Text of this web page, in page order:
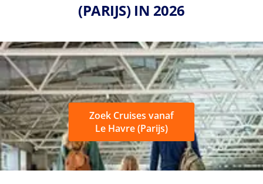
(PARIJS) IN 2026
Zoek Cruises vanaf
Le Havre (Parijs)